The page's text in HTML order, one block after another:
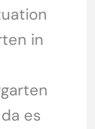
in
es